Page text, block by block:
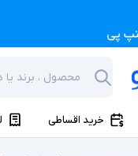
خرید اقساطی